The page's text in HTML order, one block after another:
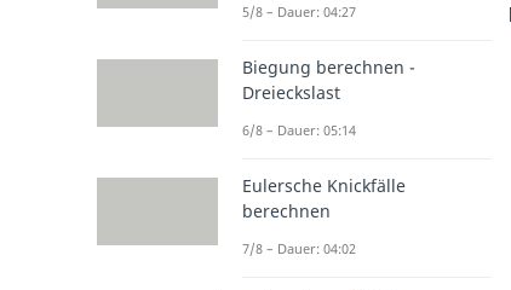
5/8 – Dauer: 04:27
Biegung berechnen -
Dreieckslast
6/8 – Dauer: 05:14
Eulersche Knickfälle
berechnen
7/8 – Dauer: 04:02